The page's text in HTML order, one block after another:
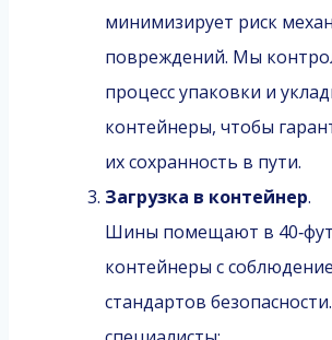
минимизирует риск
повреждений. Мы
процесс упаковки и
контейнеры, чтобы
их сохранность в пути.
Загрузка в контейнер.
Шины помещают в
контейнеры с
стандартов